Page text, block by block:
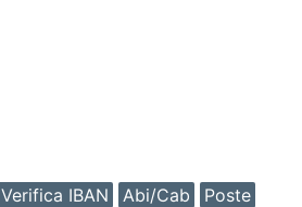
Verifica IBAN Abi/Cab
Poste